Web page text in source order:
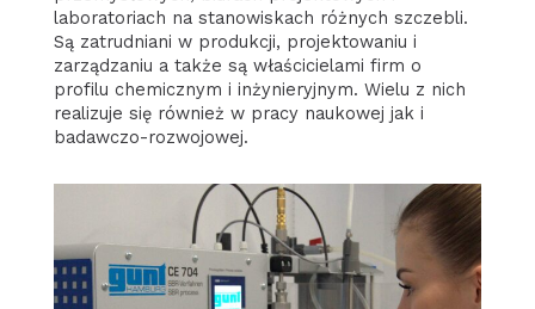
laboratoriach na stanowiskach różnych szczebli.
Są zatrudniani w produkcji, projektowaniu i
zarządzaniu a także są właścicielami firm o
profilu chemicznym i inżynieryjnym. Wielu z nich
realizuje się również w pracy naukowej jak i
badawczo-rozwojowej.